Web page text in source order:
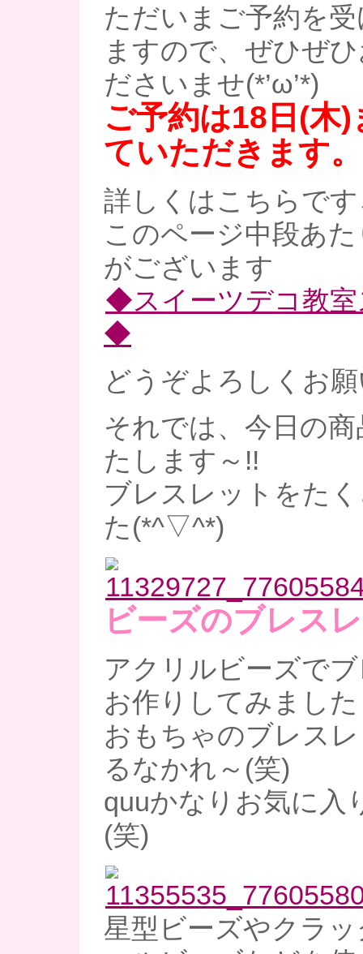
ただいまご予約を
ますので、ぜひぜ
ださいませ(*’ω’*)
ご予約は18日(木
ていただきます。
詳しくはこちらです
このページ中段あ
がございます
◆スイーツデコ教室
◆
どうぞよろしくお
それでは、今日の
たします～!!
ブレスレットをた
た(*^▽^*)
ビーズのブレス
アクリルビーズで
お作りしてみました
おもちゃのブレス
るなかれ～(笑)
quuかなりお気に入
(笑)
星型ビーズやクラ